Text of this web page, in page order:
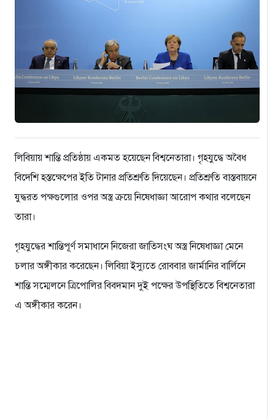
লিবিয়ায় শান্তি প্রতিষ্ঠায় একমত হয়েছেন বিশ্বনেতারা। গৃহযুদ্ধে অবৈধ
বিদেশি হস্তক্ষেপের ইতি টানার প্রতিশ্রুতি দিয়েছেন। প্রতিশ্রুতি বাস্তবায়নে
যুদ্ধরত পক্ষগুলোর ওপর অস্ত্র ক্রয়ে নিষেধাজ্ঞা আরোপ কথার বলেছেন
তারা।
গৃহযুদ্ধের শান্তিপূর্ণ সমাধানে নিজেরা জাতিসংঘ অস্ত্র নিষেধাজ্ঞা মেনে
চলার অঙ্গীকার করেছেন। লিবিয়া ইস্যুতে রোববার জার্মানির বার্লিনে
শান্তি সম্মেলনে ত্রিপোলির বিবদমান দুই পক্ষের উপস্থিতিতে বিশ্বনেতারা
এ অঙ্গীকার করেন।